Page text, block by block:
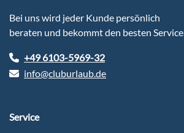
Bei uns wird jeder Kunde persönlich
beraten und bekommt den besten Service.
+49 6103-5969-32
info@cluburlaub.de
Service